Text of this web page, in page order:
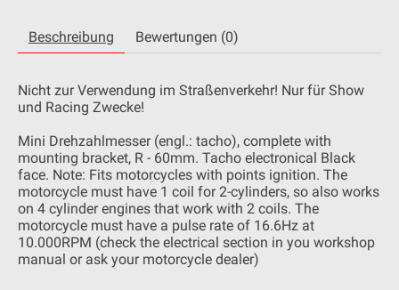
Beschreibung Bewertungen (0)
Nicht zur Verwendung im Straßenverkehr! Nur für Show
und Racing Zwecke!
Mini Drehzahlmesser (engl.: tacho), complete with
mounting bracket, R - 60mm. Tacho electronical Black
face. Note: Fits motorcycles with points ignition. The
motorcycle must have 1 coil for 2-cylinders, so also works
on 4 cylinder engines that work with 2 coils. The
motorcycle must have a pulse rate of 16.6Hz at
10.000RPM (check the electrical section in you workshop
manual or ask your motorcycle dealer)